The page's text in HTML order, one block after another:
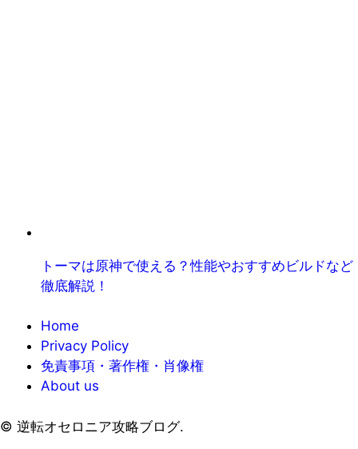
トーマは原神で使える？性能やおすすめビルドなど
徹底解説！
Home
Privacy Policy
免責事項・著作権・肖像権
About us
© 逆転オセロニア攻略ブログ.